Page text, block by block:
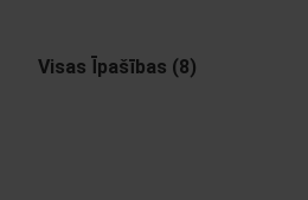
Visas Īpašības (8)